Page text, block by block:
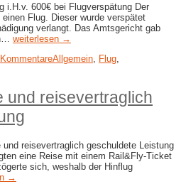
i.H.v. 600€ bei Flugverspätung Der
Flug. Dieser wurde verspätet
verlangt. Das Amtsgericht gab
weiterlesen →
Allgemein Flug
und reisevertraglich
reisevertraglich geschuldete Leistung
eine Reise mit einem Rail&Fly-Ticket
sich, weshalb der Hinflug
→